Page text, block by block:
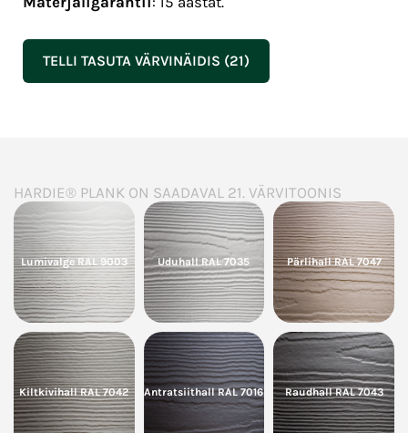
TELLI TASUTA VÄRVINÄIDIS (21)
HARDIE® PLANK ON SAADAVAL 21. VÄRVITOONIS
Lumivalge RAL 9003 Uduhall RAL 7035 Pärlihall RAL 7047
Kiltkivihall RAL 7042 Antratsiithall RAL 7016 Raudhall RAL 7043